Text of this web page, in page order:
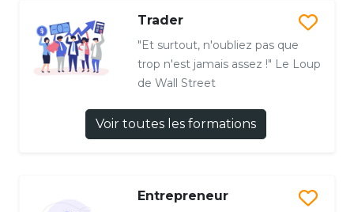
Trader
"Et surtout, n'oubliez pas que
trop n'est jamais assez !" Le Loup
de Wall Street
Voir toutes les formations
Entrepreneur